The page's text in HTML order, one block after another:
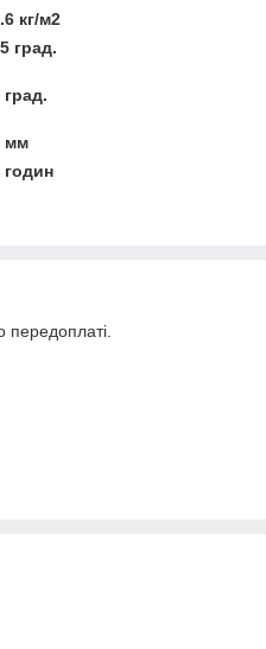
кг/м2
град.
град.
мм
годин
передоплаті.